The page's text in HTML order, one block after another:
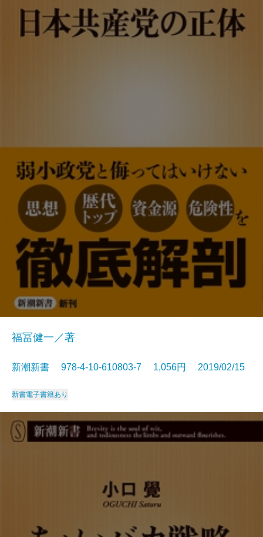
福冨健一／著
新潮新書 978-4-10-610803-7 1,056円 2019/02/15
新書電子書籍あり